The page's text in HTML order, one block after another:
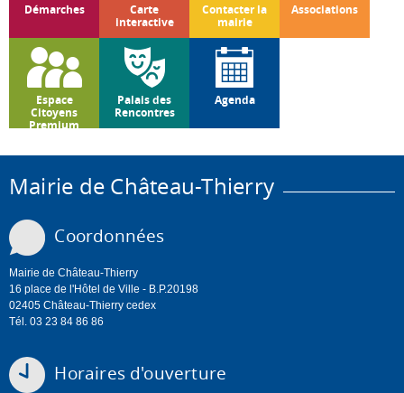
Démarches
Carte
interactive
Contacter la
mairie
Associations
Espace
Citoyens
Premium
Palais des
Rencontres
Agenda
Mairie de Château-Thierry
Coordonnées
Mairie de Château-Thierry
16 place de l'Hôtel de Ville - B.P.20198
02405 Château-Thierry cedex
Tél. 03 23 84 86 86
Horaires d'ouverture